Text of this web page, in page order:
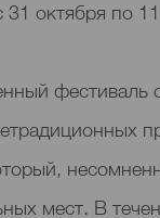
октября по
фестиваль
мест. В